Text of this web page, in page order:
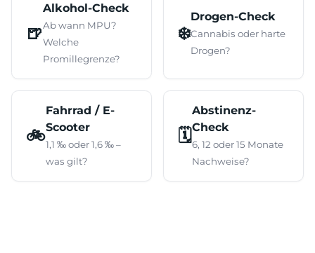
🍺
Alkohol-Check
Ab wann MPU?
Welche
Promillegrenze?
❄️
Drogen-Check
Cannabis oder harte
Drogen?
🚲
Fahrrad / E-
Scooter
1,1 ‰ oder 1,6 ‰ –
was gilt?
🗓️
Abstinenz-
Check
6, 12 oder 15 Monate
Nachweise?